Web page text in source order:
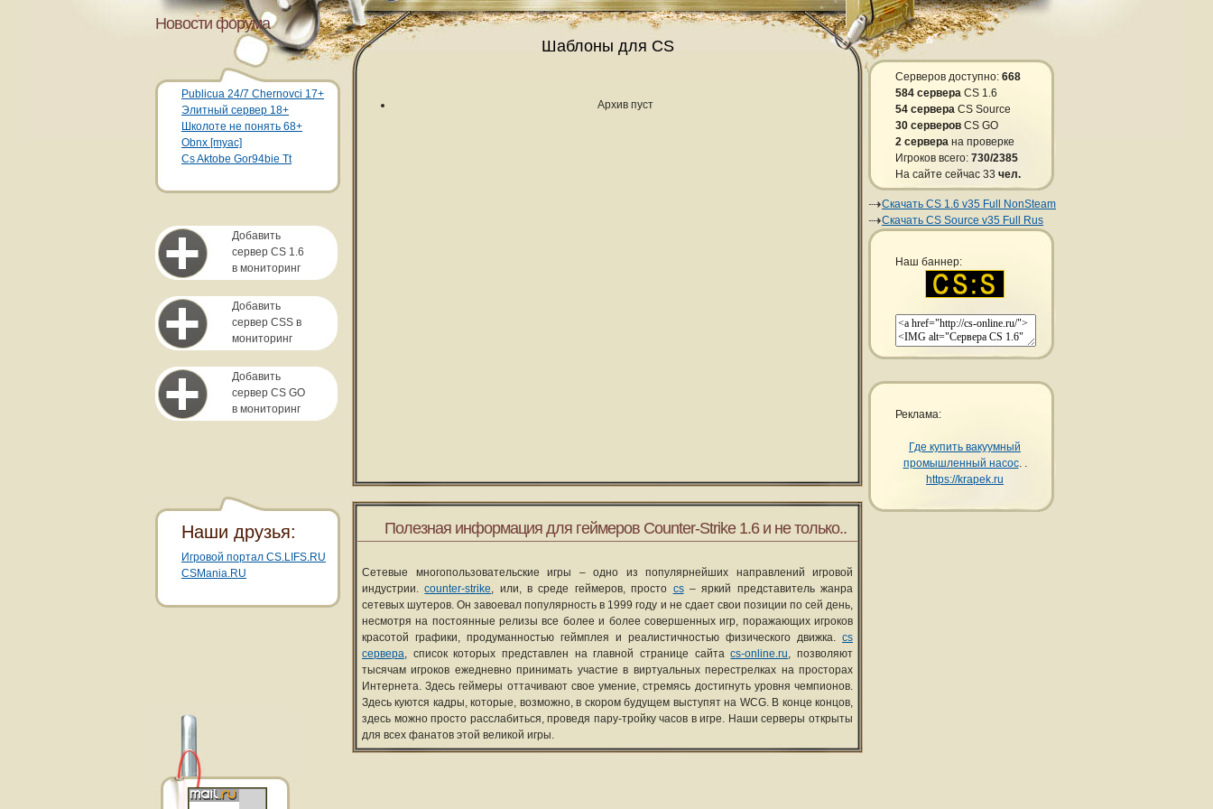
Новости форума
Publicua 24/7 Chernovci 17+
Элитный сервер 18+
Школоте не понять 68+
Obnx [myac]
Cs Aktobe Gor94bie Tt
Добавить
сервер CS 1.6
в мониторинг
Добавить
сервер CSS в
мониторинг
Добавить
сервер CS GO
в мониторинг
Серверов доступно: 668
584 сервера CS 1.6
54 сервера CS Source
30 серверов CS GO
2 сервера на проверке
Игроков всего: 730/2385
На сайте сейчас 33 чел.
Скачать CS 1.6 v35 Full NonSteam
Скачать CS Source v35 Full Rus
Наш баннер:
Реклама:
Где купить вакуумный
промышленный насос. .
https://krapek.ru
Шаблоны для CS
Архив пуст
Полезная информация для геймеров Counter-Strike 1.6 и не только..
Сетевые многопользовательские игры – одно из популярнейших направлений игровой
индустрии.counter-strike, или, в среде геймеров, просто cs– яркий представитель жанра
сетевых шутеров. Он завоевал популярность в 1999 году и не сдает свои позиции по сей день,
несмотря на постоянные релизы все более и более совершенных игр, поражающих игроков
красотой графики, продуманностью геймплея и реалистичностью физического движка. cs
сервера, список которых представлен на главной странице сайтаcs-online.ru, позволяют
тысячам игроков ежедневно принимать участие в виртуальных перестрелках на просторах
Интернета. Здесь геймеры оттачивают свое умение, стремясь достигнуть уровня чемпионов.
Здесь куются кадры, которые, возможно, в скором будущем выступят на WCG. В конце концов,
здесь можно просто расслабиться, проведя пару-тройку часов в игре. Наши серверы открыты
для всех фанатов этой великой игры.
Наши друзья:
Игровой портал CS.LIFS.RU
CSMania.RU